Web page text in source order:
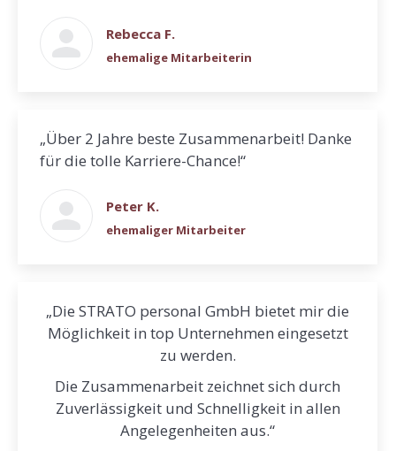
Rebecca F.
ehemalige Mitarbeiterin
„Über 2 Jahre beste Zusammenarbeit! Danke
für die tolle Karriere-Chance!“
Peter K.
ehemaliger Mitarbeiter
„Die STRATO personal GmbH bietet mir die
Möglichkeit in top Unternehmen eingesetzt
zu werden.
Die Zusammenarbeit zeichnet sich durch
Zuverlässigkeit und Schnelligkeit in allen
Angelegenheiten aus.“